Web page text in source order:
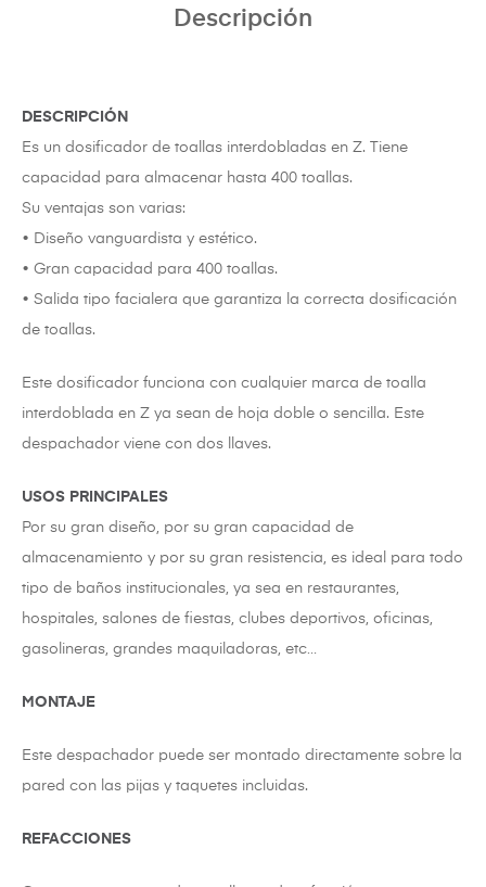
Descripción
DESCRIPCIÓN
Es un dosificador de toallas interdobladas en Z. Tiene
capacidad para almacenar hasta 400 toallas.
Su ventajas son varias:
• Diseño vanguardista y estético.
• Gran capacidad para 400 toallas.
• Salida tipo facialera que garantiza la correcta dosificación
de toallas.
Este dosificador funciona con cualquier marca de toalla
interdoblada en Z ya sean de hoja doble o sencilla. Este
despachador viene con dos llaves.
USOS PRINCIPALES
Por su gran diseño, por su gran capacidad de
almacenamiento y por su gran resistencia, es ideal para todo
tipo de baños institucionales, ya sea en restaurantes,
hospitales, salones de fiestas, clubes deportivos, oficinas,
gasolineras, grandes maquiladoras, etc…
MONTAJE
Este despachador puede ser montado directamente sobre la
pared con las pijas y taquetes incluidas.
REFACCIONES